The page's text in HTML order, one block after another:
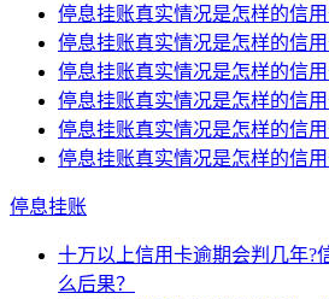
停息挂账真实情况是怎样的信
停息挂账真实情况是怎样的信
停息挂账真实情况是怎样的信
停息挂账真实情况是怎样的信
停息挂账真实情况是怎样的信
停息挂账真实情况是怎样的信
停息挂账
十万以上信用卡逾期会判几年?
么后果？